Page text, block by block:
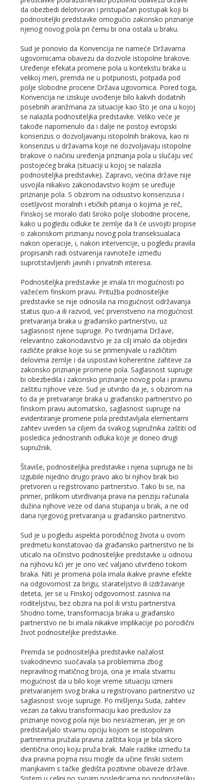
da obezbedi delotvoran i pristupačan postupak koji bi
podnositeljki predstavke omogućio zakonsko priznanje
njenog novog pola pri čemu bi ona ostala u braku.
Sud je ponovio da Konvencija ne nameće Državama
ugovornicama obavezu da dozvole istopolne brakove.
Uređenje efekata promene pola u kontekstu braka u
velikoj meri, premda ne u potpunosti, potpada pod
polje slobodne procene Država ugovornica. Pored toga,
Konvencija ne iziskuje uvođenje bilo kakvih dodatnih
posebnih aranžmana za situacije kao što je ona u kojoj
se nalazila podnositeljka predstavke. Veliko veće je
takođe napomenulo da i dalje ne postoji evropski
konsenzus o dozvoljavanju istopolnih brakova, kao ni
konsenzus u državama koje ne dozvoljavaju istopolne
brakove o načinu uređenja priznanja pola u slučaju već
postojećeg braka (situaciji u kojoj se nalazila
podnositeljka predstavke). Zapravo, većina države nije
usvojila nikakvo zakonodavstvo kojim se uređuje
priznanje pola. S obzirom na odsustvo konsenzusa i
osetljivost moralnih i etičkih pitanja o kojima je reč,
Finskoj se moralo dati široko polje slobodne procene,
kako u pogledu odluke te zemlje da li će usvojiti propise
o zakonskom priznanju novog pola transeksualaca
nakon operacije, i, nakon intervencije, u pogledu pravila
propisanih radi ostvarenja ravnoteže između
suprotstavljenih javnih i privatnih interesa.
Podnositeljka predstavke je imala tri mogućnosti po
važećem finskom pravu. Pritužba podnositeljke
predstavke se nije odnosila na mogućnost održavanja
status quo-a ili razvod, već prvenstveno na mogućnost
pretvaranja braka u građansko partnerstvo, uz
saglasnost njene supruge. Po tvrdnjama Države,
relevantno zakonodavstvo je za cilj imalo da objedini
različite prakse koje su se primenjivale u različitim
delovima zemlje i da uspostavi koherentne zahteve za
zakonsko priznanje promene pola. Saglasnost supruge
bi obezbedila i zakonsko priznanje novog pola i pravnu
zaštitu njihove veze. Sud je utvrdio da je, s obzirom na
to da je pretvaranje braka u građansko partnerstvo po
finskom pravu automatsko, saglasnost supruge na
evidentiranje promene pola predstavljala elementarni
zahtev uveden sa ciljem da svakog supružnika zaštiti od
posledica jednostranih odluka koje je doneo drugi
supružnik.
Štaviše, podnositeljka predstavke i njena supruga ne bi
izgubile nijedno drugo pravo ako bi njihov brak bio
pretvoren u registrovano partnerstvo. Tako bi se, na
primer, prilikom utvrđivanja prava na penziju računala
dužina njihove veze od dana stupanja u brak, a ne od
dana njegovog pretvaranja u građansko partnerstvo.
Sud je u pogledu aspekta porodičnog života u ovom
predmetu konstatovao da građansko partnerstvo ne bi
uticalo na očinstvo podnositeljke predstavke u odnosu
na njihovu kći jer je ono već valjano utvrđeno tokom
braka. Niti je promena pola imala ikakve pravne efekte
na odgovornost za brigu, starateljstvo ili izdržavanje
deteta, jer se u Finskoj odgovornost zasniva na
roditeljstvu, bez obzira na pol ili vrstu partnerstva.
Shodno tome, transformacija braka u građansko
partnerstvo ne bi imala nikakve implikacije po porodični
život podnositeljke predstavke.
Premda se podnositeljka predstavke nažalost
svakodnevno suočavala sa problemima zbog
nepravilnog matičnog broja, ona je imala stvarnu
mogućnost da u bilo koje vreme situaciju izmeni
pretvaranjem svog braka u registrovano partnerstvo uz
saglasnost svoje supruge. Po mišljenju Suda, zahtev
vezan za takvu transformaciju kao preduslov za
priznanje novog pola nije bio nesrazmeran, jer je on
predstavljalo stvarnu opciju kojom se istopolnim
partnerima pružala pravna zaštita koja je bila skoro
identična onoj koju pruža brak. Male razlike između ta
dva pravna pojma nisu mogle da učine finski sistem
manjkavim s tačke gledišta pozitivne obaveze države.
Sistem u celini po svojim posledicama po podnositeljku